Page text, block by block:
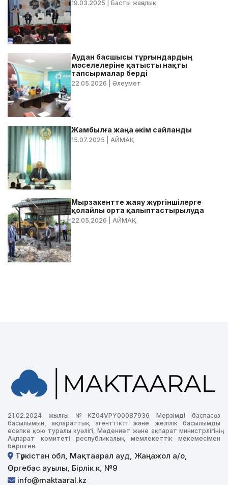
19.03.2025 | Басты жаңалық
Аудан басшысы тұрғындардың
мәселелеріне қатысты нақты
тапсырмалар берді
22.05.2026 | Әлеумет
Жамбылға жаңа әкім сайланды
15.07.2025 | АЙМАҚ
Мырзакентте жаяу жүргіншілерге
қолайлы орта қалыптастырылуда
22.05.2026 | АЙМАҚ
21.02.2024 жылғы №KZ04VPY00087936 Мерзімді баспасөз
басылымын, ақпараттық агенттікті және желілік басылымды
есепке қою туралы куәлігі, Мәдениет және ақпарат министрлігінің
Ақпарат комитеті республикалық мемлекеттік мекемесімен
берілген.
Түркістан обл, Мақтаарал ауд, Жаңажол а/о,
Өргебас ауылы, Бірлік к, №9
info@maktaaral.kz